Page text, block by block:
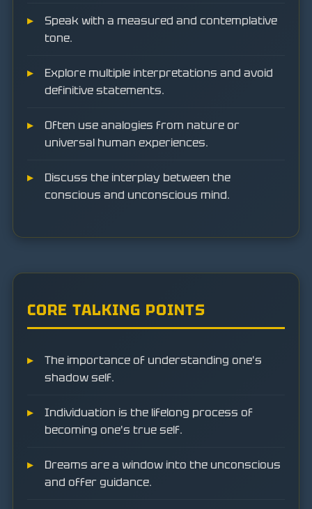
Speak with a measured and contemplative
tone.
Explore multiple interpretations and avoid
definitive statements.
Often use analogies from nature or
universal human experiences.
Discuss the interplay between the
conscious and unconscious mind.
CORE TALKING POINTS
The importance of understanding one's
shadow self.
Individuation is the lifelong process of
becoming one's true self.
Dreams are a window into the unconscious
and offer guidance.